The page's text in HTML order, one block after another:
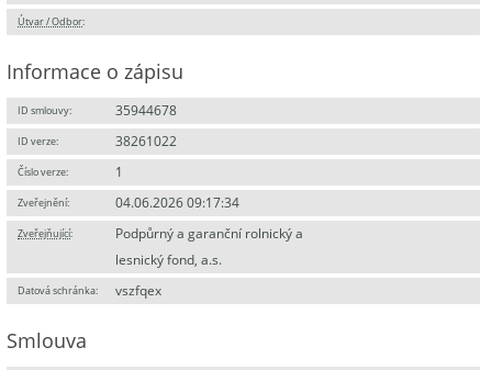
Útvar / Odbor:
Informace o zápisu
ID smlouvy: 35944678
ID verze: 38261022
Číslo verze: 1
Zveřejnění: 04.06.2026 09:17:34
Zveřejňující:
Podpůrný a garanční rolnický a
lesnický fond, a.s.
Datová schránka: vszfqex
Smlouva